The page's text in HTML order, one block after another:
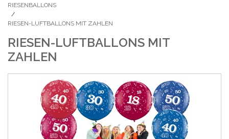
RIESENBALLONS
/
RIESEN-LUFTBALLONS MIT ZAHLEN
RIESEN-LUFTBALLONS MIT
ZAHLEN